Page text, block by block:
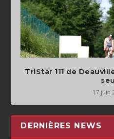
TriStar 111 de
seul
17 juin
DERNIÈRES NEWS